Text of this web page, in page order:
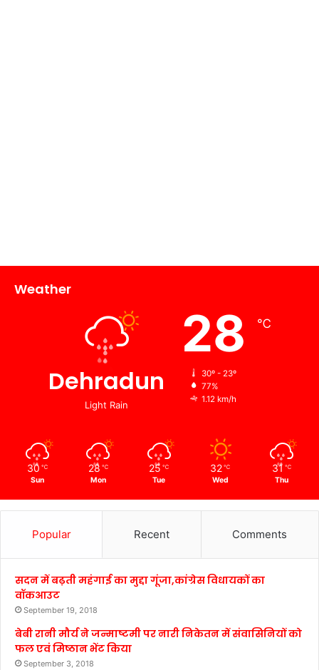
Weather
Dehradun
Light Rain
28 ℃
30º - 23º
77%
1.12 km/h
30 ℃
Sun
28 ℃
Mon
25 ℃
Tue
32 ℃
Wed
31 ℃
Thu
Popular Recent Comments
सदन में बढ़ती महंगाई का मुद्दा गूंजा,कांग्रेस विधायकों का
वॉकआउट
September 19, 2018
बेबी रानी मौर्य ने जन्माष्टमी पर नारी निकेतन में संवासिनियों को
फल एवं मिष्ठान भेंट किया
September 3, 2018